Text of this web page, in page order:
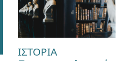
ΙΣΤΟΡΙΑ